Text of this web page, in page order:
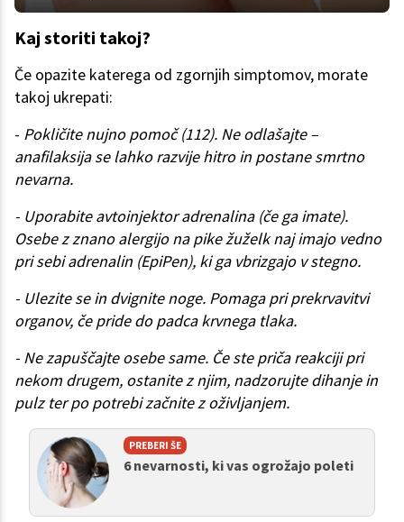
Kaj storiti takoj?
Če opazite katerega od zgornjih simptomov, morate
takoj ukrepati:
- Pokličite nujno pomoč (112). Ne odlašajte –
anafilaksija se lahko razvije hitro in postane smrtno
nevarna.
- Uporabite avtoinjektor adrenalina (če ga imate).
Osebe z znano alergijo na pike žuželk naj imajo vedno
pri sebi adrenalin (EpiPen), ki ga vbrizgajo v stegno.
- Ulezite se in dvignite noge. Pomaga pri prekrvavitvi
organov, če pride do padca krvnega tlaka.
- Ne zapuščajte osebe same. Če ste priča reakciji pri
nekom drugem, ostanite z njim, nadzorujte dihanje in
pulz ter po potrebi začnite z oživljanjem.
PREBERI ŠE
6 nevarnosti, ki vas ogrožajo poleti